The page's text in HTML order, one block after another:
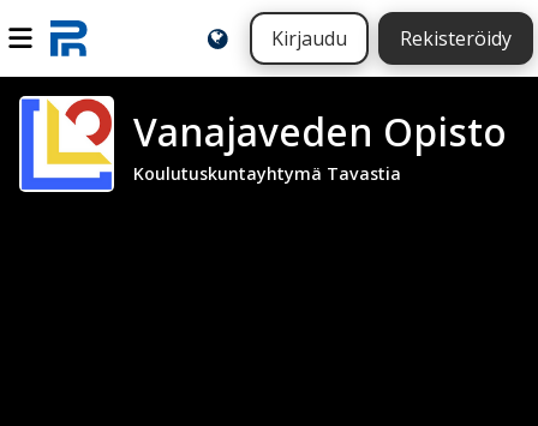
Kirjaudu Rekisteröidy
Vanajaveden Opisto
Koulutuskuntayhtymä Tavastia